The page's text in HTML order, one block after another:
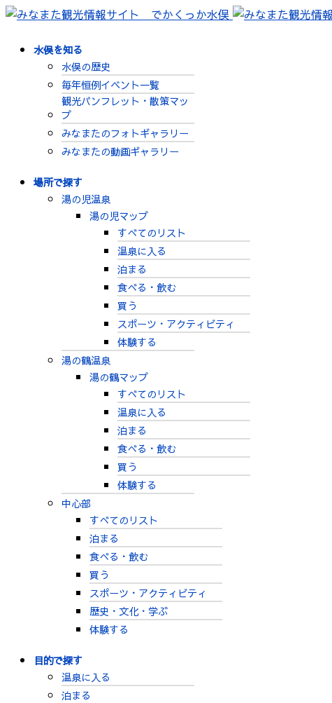
水俣を知る
水俣の歴史
毎年恒例イベント一覧
観光パンフレット・散策マッ
プ
みなまたのフォトギャラリー
みなまたの動画ギャラリー
場所で探す
湯の児温泉
湯の児マップ
すべてのリスト
温泉に入る
泊まる
食べる・飲む
買う
スポーツ・アクティビティ
体験する
湯の鶴温泉
湯の鶴マップ
すべてのリスト
温泉に入る
泊まる
食べる・飲む
買う
体験する
中心部
すべてのリスト
泊まる
食べる・飲む
買う
スポーツ・アクティビティ
歴史・文化・学ぶ
体験する
目的で探す
温泉に入る
泊まる